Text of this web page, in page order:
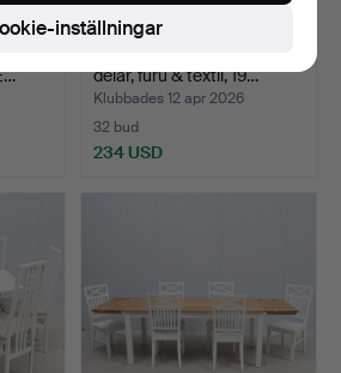
delar, furu & textil, 19…
Klubbades 12 apr 2026
32 bud
234 USD
inställningar